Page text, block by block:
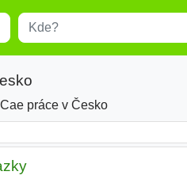
Místo
Cae práce v Česko